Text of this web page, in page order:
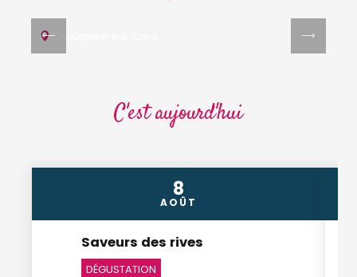
Chaumont-sur-Loire
C'est aujourd'hui
8
AOÛT
Saveurs des rives
DÉGUSTATION